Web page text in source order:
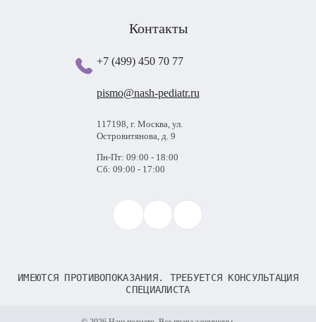
Контакты
+7 (499) 450 70 77
pismo@nash-pediatr.ru
117198, г. Москва, ул.
Островитянова, д. 9
Пн-Пт: 09:00 - 18:00
Сб: 09:00 - 17:00
ИМЕЮТСЯ ПРОТИВОПОКАЗАНИЯ. ТРЕБУЕТСЯ КОНСУЛЬТАЦИЯ
СПЕЦИАЛИСТА